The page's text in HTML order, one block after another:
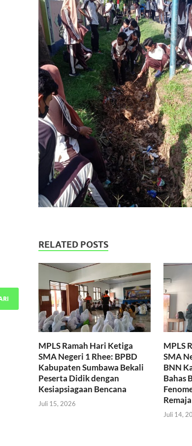
RELATED POSTS
MPLS Ramah Hari Ketiga
SMA Negeri 1 Rhee: BPBD
Kabupaten Sumbawa Bekali
Peserta Didik dengan
Kesiapsiagaan Bencana
Juli 15, 2026
MPLS
SMA
BNN
Bahas
Remaja
Juli 14,